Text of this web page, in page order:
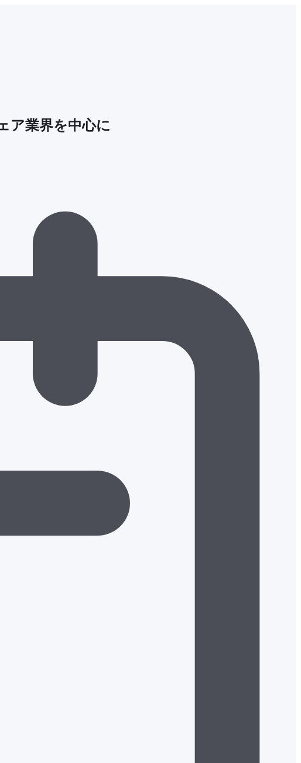
ア業界を中心に